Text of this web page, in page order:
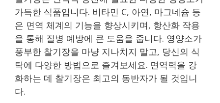
가득한 식품입니다. 비타민 C, 아연, 마그네슘 등
은 면역 체계의 기능을 향상시키며, 항산화 작용
을 통해 질병 예방에 큰 도움을 줍니다. 영양소가
풍부한 찰기장을 마냥 지나치지 말고, 당신의 식
탁에 다양한 방법으로 즐겨보세요. 면역력을 강
화하는 데 찰기장은 최고의 동반자가 될 것입니
다.